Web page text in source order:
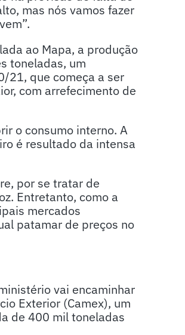
mas nós vamos fazer
ao Mapa, a produção
toneladas, um
21, que começa a ser
com arrefecimento de
o consumo interno. A
é resultado da intensa
por se tratar de
Entretanto, como a
mercados
patamar de preços no
vai encaminhar
Exterior (Camex), um
de 400 mil toneladas